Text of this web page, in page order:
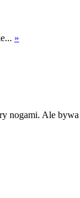
»
nogami. Ale